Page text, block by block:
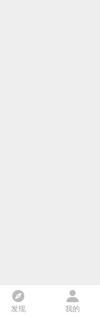
发现 我的